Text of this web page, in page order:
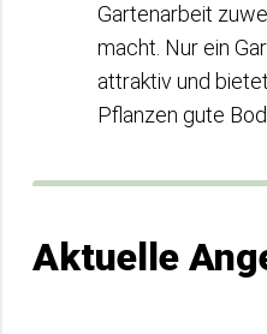
Gartenarbeit
macht. Nur ein
attraktiv und
Pflanzen gute
Aktuelle